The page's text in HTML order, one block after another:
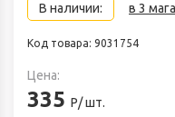
В наличии: в 3
Код товара: 9031754
Цена:
335 Р/ шт.